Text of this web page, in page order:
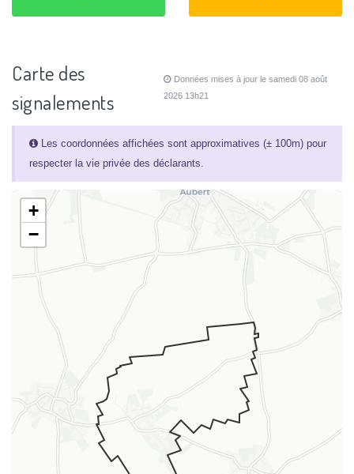
Carte des
signalements
Données mises à jour le samedi 08 août
2026 13h21
Les coordonnées affichées sont approximatives (± 100m) pour
respecter la vie privée des déclarants.
+
−